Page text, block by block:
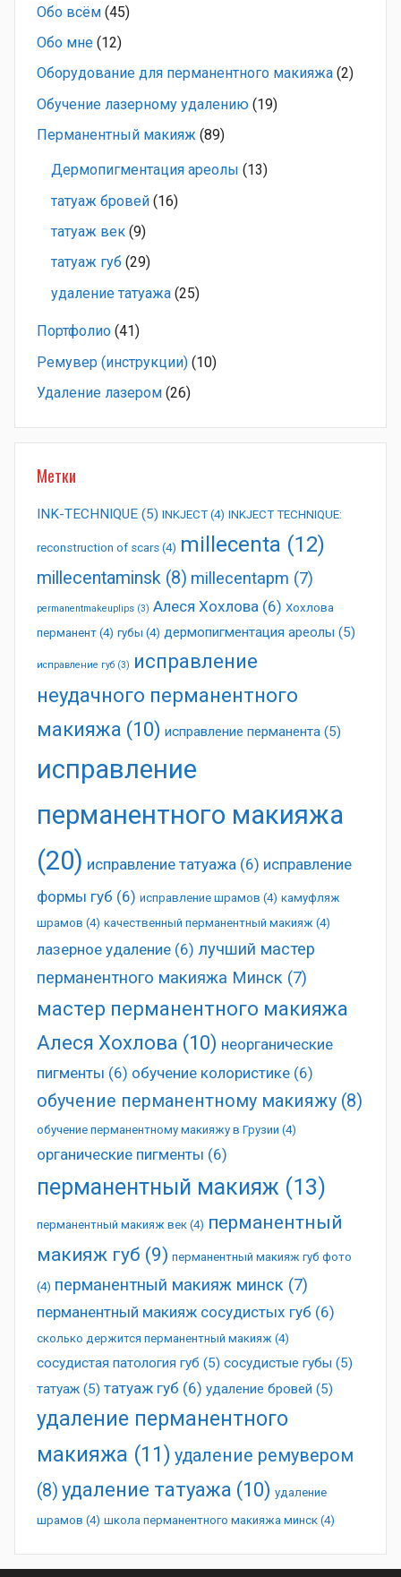
Обо всём (45)
Обо мне (12)
Оборудование для перманентного макияжа (2)
Обучение лазерному удалению (19)
Перманентный макияж (89)
Дермопигментация ареолы (13)
татуаж бровей (16)
татуаж век (9)
татуаж губ (29)
удаление татуажа (25)
Портфолио (41)
Ремувер (инструкции) (10)
Удаление лазером (26)
Метки
INK-TECHNIQUE (5) INKJECT (4) INKJECT TECHNIQUE:
reconstruction of scars (4) millecenta (12)
millecentaminsk (8) millecentapm (7)
permanentmakeuplips (3) Алеся Хохлова (6) Хохлова
перманент (4) губы (4) дермопигментация ареолы (5)
исправление губ (3) исправление
неудачного перманентного
макияжа (10) исправление перманента (5)
исправление
перманентного макияжа
(20) исправление татуажа (6) исправление
формы губ (6) исправление шрамов (4) камуфляж
шрамов (4) качественный перманентный макияж (4)
лазерное удаление (6) лучший мастер
перманентного макияжа Минск (7)
мастер перманентного макияжа
Алеся Хохлова (10) неорганические
пигменты (6) обучение колористике (6)
обучение перманентному макияжу (8)
обучение перманентному макияжу в Грузии (4)
органические пигменты (6)
перманентный макияж (13)
перманентный макияж век (4) перманентный
макияж губ (9) перманентный макияж губ фото
(4) перманентный макияж минск (7)
перманентный макияж сосудистых губ (6)
сколько держится перманентный макияж (4)
сосудистая патология губ (5) сосудистые губы (5)
татуаж (5) татуаж губ (6) удаление бровей (5)
удаление перманентного
макияжа (11) удаление ремувером
(8) удаление татуажа (10) удаление
шрамов (4) школа перманентного макияжа минск (4)